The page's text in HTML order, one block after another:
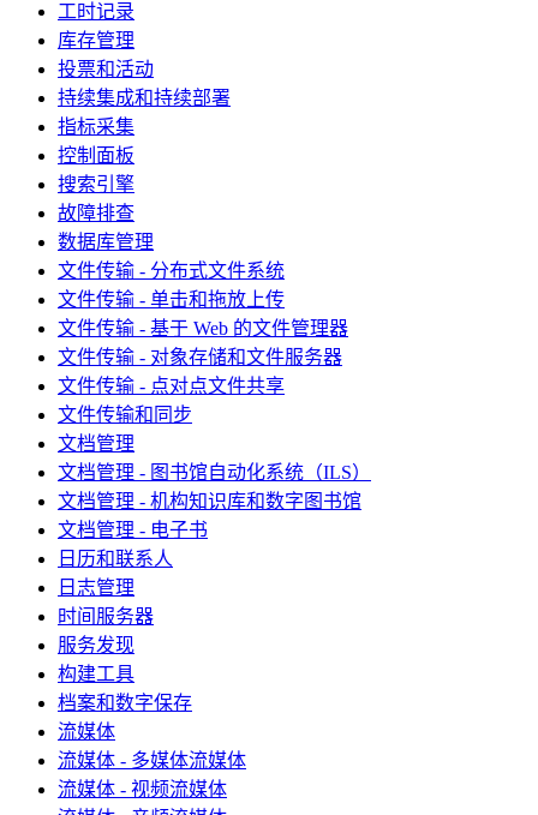
工时记录
库存管理
投票和活动
持续集成和持续部署
指标采集
控制面板
搜索引擎
故障排查
数据库管理
文件传输 - 分布式文件系统
文件传输 - 单击和拖放上传
文件传输 - 基于 Web 的文件管理器
文件传输 - 对象存储和文件服务器
文件传输 - 点对点文件共享
文件传输和同步
文档管理
文档管理 - 图书馆自动化系统（ILS）
文档管理 - 机构知识库和数字图书馆
文档管理 - 电子书
日历和联系人
日志管理
时间服务器
服务发现
构建工具
档案和数字保存
流媒体
流媒体 - 多媒体流媒体
流媒体 - 视频流媒体